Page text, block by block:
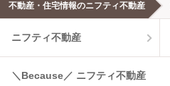
エアコンあり
温水洗浄便座
コンロ2口以上
不動産・住宅情報のニフティ不動産
ニフティ不動産
＼Because／ ニフティ不動産